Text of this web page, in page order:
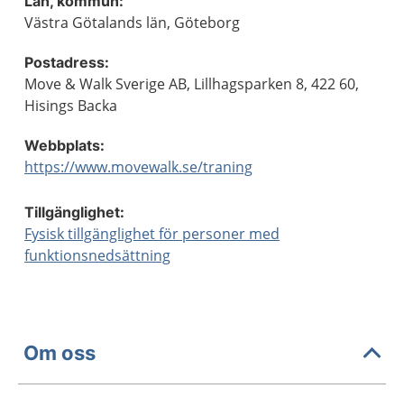
Västra Götalands län, Göteborg
Postadress:
Move & Walk Sverige AB, Lillhagsparken 8, 422 60,
Hisings Backa
Webbplats:
https://www.movewalk.se/traning
Tillgänglighet:
Fysisk tillgänglighet för personer med
funktionsnedsättning
Om oss